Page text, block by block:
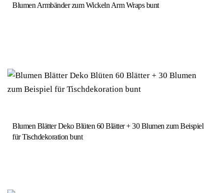
Blumen Armbänder zum Wickeln Arm Wraps bunt
Blumen Blätter Deko Blüten 60 Blätter + 30 Blumen zum Beispiel
für Tischdekoration bunt